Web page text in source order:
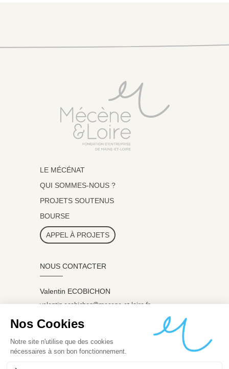
LE MÉCÉNAT
QUI SOMMES-NOUS ?
PROJETS SOUTENUS
BOURSE
APPEL À PROJETS
NOUS CONTACTER
Valentin ECOBICHON
valentin.ecobichon@mecene-et-loire.fr
ADRESSE